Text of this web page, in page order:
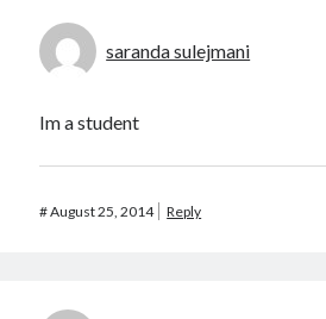
saranda sulejmani
Im a student
#August 25, 2014 Reply